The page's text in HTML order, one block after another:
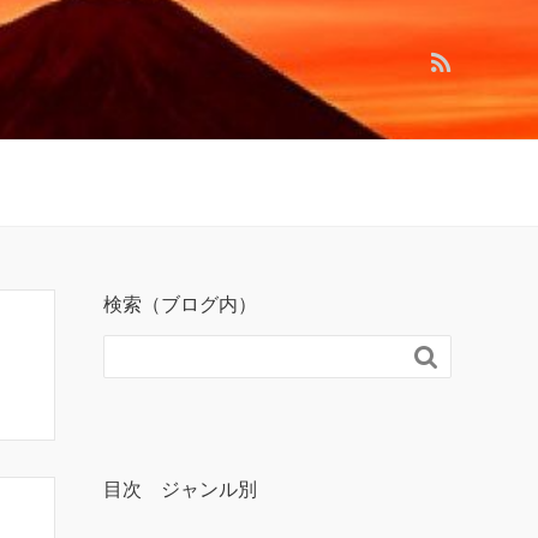
検索（ブログ内）

目次 ジャンル別